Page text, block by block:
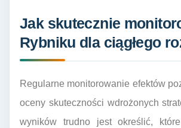
Jak skutecznie
Rybniku dla ciągłego
Regularne monitorowanie efektów
oceny skuteczności wdrożonych
wyników trudno jest określić,